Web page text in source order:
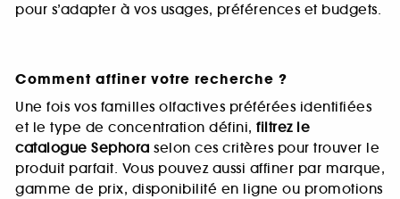
pour s’adapter à vos usages, préférences et budgets.
Comment affiner votre recherche ?
Une fois vos familles olfactives préférées identifiées
et le type de concentration défini, filtrez le
catalogue Sephora selon ces critères pour trouver le
produit parfait. Vous pouvez aussi affiner par marque,
gamme de prix, disponibilité en ligne ou promotions